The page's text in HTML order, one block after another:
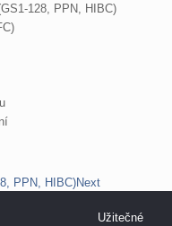
128, PPN, HIBC)
PPN, HIBC)Next
Užitečné